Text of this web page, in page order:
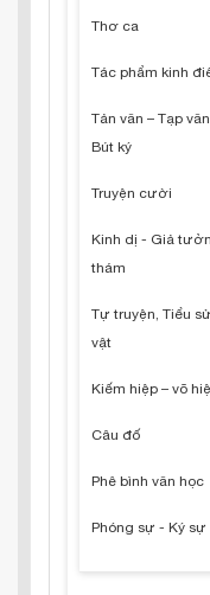
Thơ ca
Tác phẩm kinh
Tản văn – Tạp
Bút ký
Truyện cười
Kinh dị - Giả
thám
Tự truyện, Tiểu
vật
Kiếm hiệp – võ
Câu đố
Phê bình văn học
Phóng sự - Ký sự